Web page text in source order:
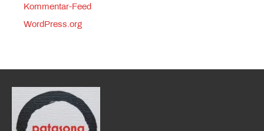
Kommentar-Feed
WordPress.org